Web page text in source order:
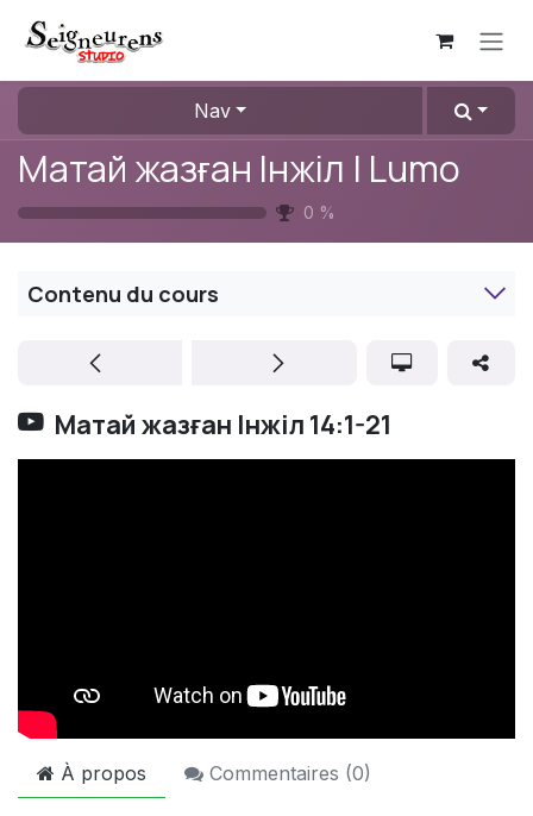
Nav
Матай жазған Інжіл | Lumo
0 %
Contenu du cours
Матай жазған Інжіл 14:1-21
À propos Commentaires (0)